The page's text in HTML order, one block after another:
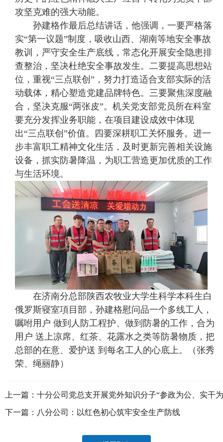
攻坚克难的强大动能。
孙建格作最后总结讲话，他强调，一要严格落
实“第一议题”制度，吸收山西、湖南等地安全事故
教训，严守安全生产底线，常态化开展安全隐患排
查整治，坚决杜绝安全事故发生。二要提高思想站
位，重视“三点联创”，努力打造适合支部实际的活
动载体，精心塑造党建品牌特色。三要聚焦深度融
合，坚决克服“两张皮”。机关党支部党员所在科室
要充分发挥业务职能，在项目建设成效中体现
出“三点联创”价值。四要深耕职工关怀服务。进一
步丰富职工精神文化生活，及时更新完善相关设施
设备，抓实防暑降温，为职工营造更加优质的工作
与生活环境。
在济南分总部陕西农牧业大学生科学本科生白
俄罗斯寝室項目部，孙建格慰问品一个多线工人，
嘱咐用户 做到人防工程护、做到防暑的工作，合为
用户 送上凉席、红茶、花露水之类等防暑物质，把
总部的在意、爱护送 到每名工人的心底上。（张秀
荣、绳丽静）
上一篇： 十分公司党总支开展党外知识分子“参政为公、实干为
民”主题教育
下一篇： 八分公司：以红色初心筑牢安全生产防线